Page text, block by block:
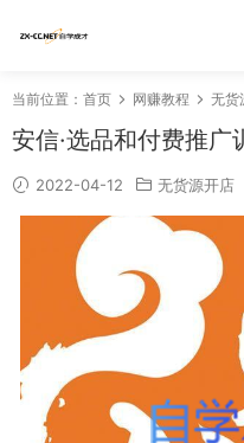
当前位置： 首页 网赚教程 无货
安信·选品和付费推
2022-04-12 无货源开店